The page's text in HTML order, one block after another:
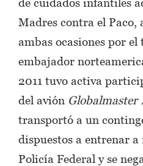
Madres contra el Paco,
ambas ocasiones por
embajador
2011 tuvo activa
del avión Globalmaster
transportó a un
dispuestos a entrenar a
Policía Federal y se